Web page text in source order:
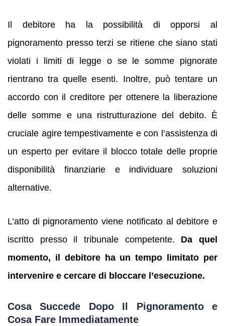
Il debitore ha la possibilità di opporsi al
pignoramento presso terzi se ritiene che siano stati
violati i limiti di legge o se le somme pignorate
rientrano tra quelle esenti. Inoltre, può tentare un
accordo con il creditore per ottenere la liberazione
delle somme e una ristrutturazione del debito. È
cruciale agire tempestivamente e con l’assistenza di
un esperto per evitare il blocco totale delle proprie
disponibilità finanziarie e individuare soluzioni
alternative.
L’atto di pignoramento viene notificato al debitore e
iscritto presso il tribunale competente. Da quel
momento, il debitore ha un tempo limitato per
intervenire e cercare di bloccare l’esecuzione.
Cosa Succede Dopo Il Pignoramento e
Cosa Fare Immediatamente